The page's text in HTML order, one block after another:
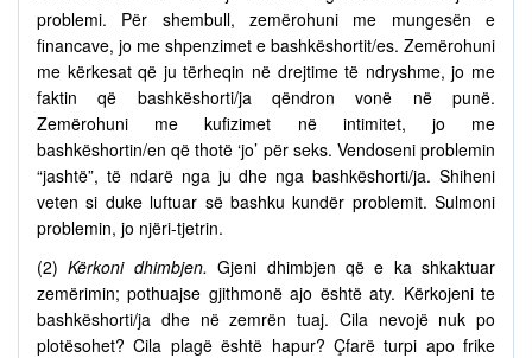
problemi. Për shembull, zemërohuni me mungesën e
financave, jo me shpenzimet e bashkëshortit/es. Zemërohuni
me kërkesat që ju tërheqin në drejtime të ndryshme, jo me
faktin që bashkëshorti/ja qëndron vonë në punë.
Zemërohuni me kufizimet në intimitet, jo me
bashkëshortin/en që thotë ‘jo’ për seks. Vendoseni problemin
“jashtë”, të ndarë nga ju dhe nga bashkëshorti/ja. Shiheni
veten si duke luftuar së bashku kundër problemit. Sulmoni
problemin, jo njëri-tjetrin.
(2)Kërkoni dhimbjen. Gjeni dhimbjen që e ka shkaktuar
zemërimin; pothuajse gjithmonë ajo është aty. Kërkojeni te
bashkëshorti/ja dhe në zemrën tuaj. Cila nevojë nuk po
plotësohet? Cila plagë është hapur? Çfarë turpi apo frike